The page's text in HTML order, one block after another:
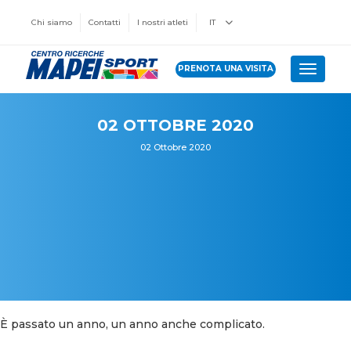
Chi siamo Contatti I nostri atleti IT
PRENOTA UNA VISITA Toggle
02 OTTOBRE 2020
02 Ottobre 2020
È passato un anno, un anno anche complicato.